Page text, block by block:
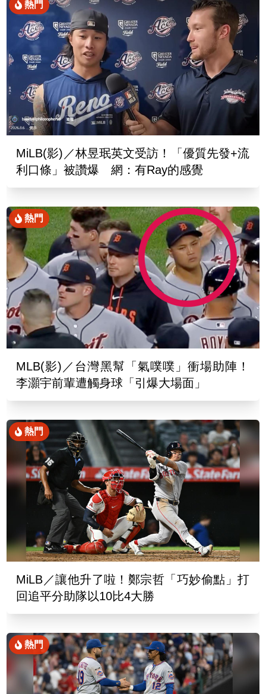
熱門
MiLB(影)／林昱珉英文受訪！「優質先發+流
利口條」被讚爆 網：有Ray的感覺
熱門
MLB(影)／台灣黑幫「氣噗噗」衝場助陣！
李灝宇前輩遭觸身球「引爆大場面」
熱門
MiLB／讓他升了啦！鄭宗哲「巧妙偷點」打
回追平分助隊以10比4大勝
熱門